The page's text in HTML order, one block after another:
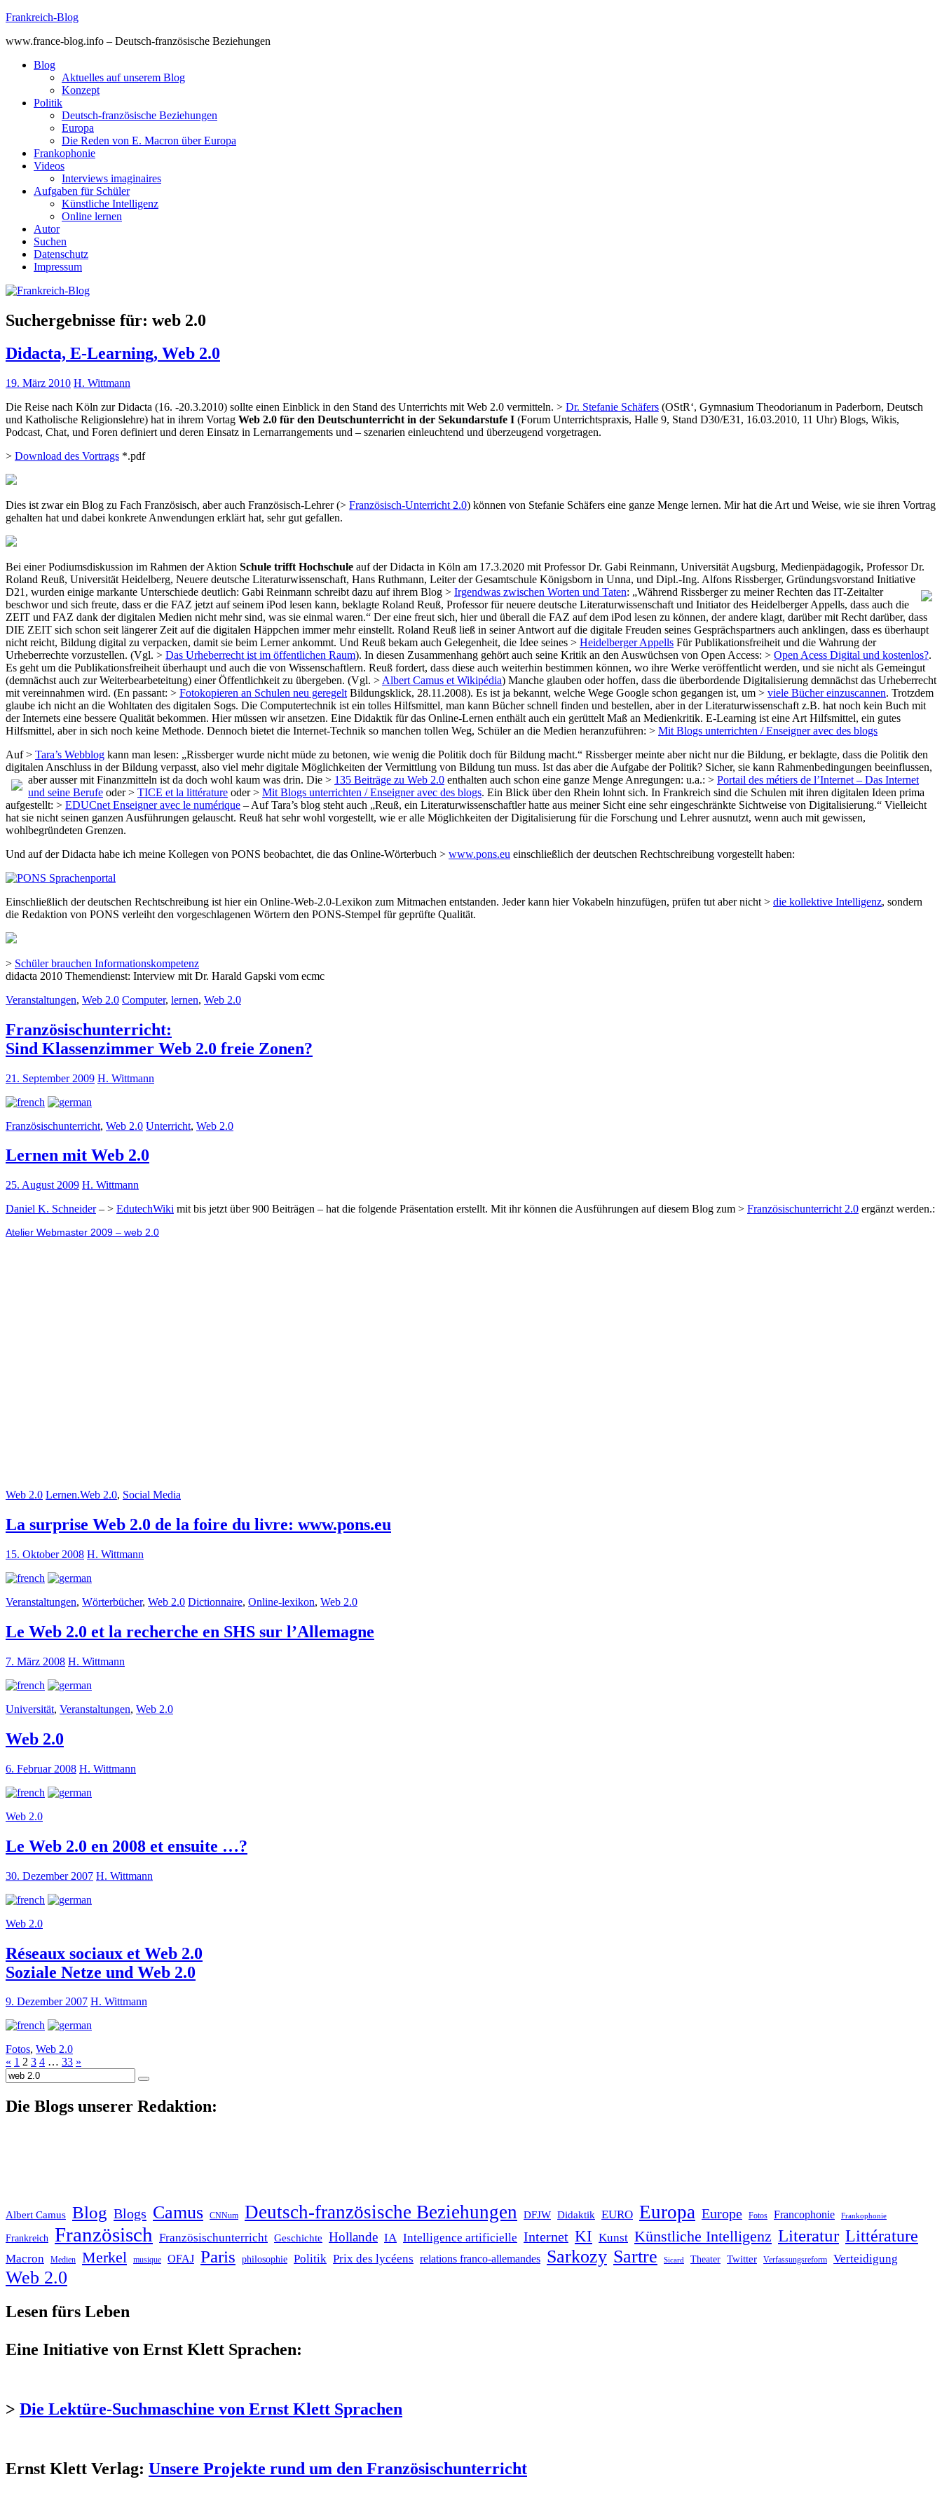
Skip
content
Frankreich-Blog
www.france-blog.info – Deutsch-französische Beziehungen
Blog
Aktuelles auf unserem Blog
Konzept
Politik
Deutsch-französische Beziehungen
Europa
Die Reden von E. Macron über Europa
Frankophonie
Videos
Interviews imaginaires
Aufgaben für Schüler
Künstliche Intelligenz
Online lernen
Autor
Suchen
Datenschutz
Impressum
Suchergebnisse für: web 2.0
Didacta, E-Learning, Web 2.0
19. März 2010 H. Wittmann
Die Reise nach Köln zur Didacta (16. -20.3.2010) sollte einen Einblick in den Stand des Unterrichts mit Web 2.0 vermitteln. > Dr. Stefanie Schäfers (OStR‘, Gymnasium Theodorianum in Paderborn, Deutsch
und Katholische Religionslehre) hat in ihrem Vortag Web 2.0 für den Deutschunterricht in der Sekundarstufe I (Forum Unterrichtspraxis, Halle 9, Stand D30/E31, 16.03.2010, 11 Uhr) Blogs, Wikis,
Podcast, Chat, und Foren definiert und deren Einsatz in Lernarrangements und – szenarien einleuchtend und überzeugend vorgetragen.
> Download des Vortrags *.pdf
Dies ist zwar ein Blog zu Fach Französisch, aber auch Französisch-Lehrer (> Französisch-Unterricht 2.0) können von Stefanie Schäfers eine ganze Menge lernen. Mir hat die Art und Weise, wie sie ihren Vortrag
gehalten hat und dabei konkrete Anwendungen erklärt hat, sehr gut gefallen.
Bei einer Podiumsdiskussion im Rahmen der Aktion Schule trifft Hochschule auf der Didacta in Köln am 17.3.2020 mit Professor Dr. Gabi Reinmann, Universität Augsburg, Medienpädagogik, Professor Dr.
Roland Reuß, Universität Heidelberg, Neuere deutsche Literaturwissenschaft, Hans Ruthmann, Leiter der Gesamtschule Königsborn in Unna, und Dipl.-Ing. Alfons Rissberger, Gründungsvorstand Initiative
D21, wurden einige markante Unterschiede deutlich: Gabi Reinmann schreibt dazu auf ihrem Blog > Irgendwas zwischen Worten und Taten: „Während Rissberger zu meiner Rechten das IT-Zeitalter
beschwor und sich freute, dass er die FAZ jetzt auf seinem iPod lesen kann, beklagte Roland Reuß, Professor für neuere deutsche Literaturwissenschaft und Initiator des Heidelberger Appells, dass auch die
ZEIT und FAZ dank der digitalen Medien nicht mehr sind, was sie einmal waren.“ Der eine freut sich, hier und überall die FAZ auf dem iPod lesen zu können, der andere klagt, darüber mit Recht darüber, dass
DIE ZEIT sich schon seit längerer Zeit auf die digitalen Häppchen immer mehr einstellt. Roland Reuß ließ in seiner Antwort auf die digitale Freuden seines Gesprächspartners auch anklingen, dass es überhaupt
nicht reicht, Bildung digital zu verpacken, damit sie beim Lerner ankommt. Und Reuß bekam auch Gelegenheit, die Idee seines > Heidelberger Appells Für Publikationsfreiheit und die Wahrung der
Urheberrechte vorzustellen. (Vgl. > Das Urheberrecht ist im öffentlichen Raum). In diesen Zusammenhang gehört auch seine Kritik an den Auswüchsen von Open Access: > Open Acess Digital und kostenlos?.
Es geht um die Publikationsfreiheit überhaupt und auch die von Wissenschaftlern. Reuß fordert, dass diese auch weiterhin bestimmen können, wo ihre Werke veröffentlicht werden, und sie nicht als Gemeingut
(demnächst auch zur Weiterbearbeteitung) einer Öffentlichkeit zu übergeben. (Vgl. > Albert Camus et Wikipédia) Manche glauben oder hoffen, dass die überbordende Digitalisierung demnächst das Urheberrecht
mit vereinnahmen wird. (En passant: > Fotokopieren an Schulen neu geregelt Bildungsklick, 28.11.2008). Es ist ja bekannt, welche Wege Google schon gegangen ist, um > viele Bücher einzuscannen. Trotzdem
glaube ich nicht an die Wohltaten des digitalen Sogs. Die Computertechnik ist ein tolles Hilfsmittel, man kann Bücher schnell finden und bestellen, aber in der Literaturwissenschaft z.B. hat noch kein Buch mit
der Internets eine bessere Qualität bekommen. Hier müssen wir ansetzen. Eine Didaktik für das Online-Lernen enthält auch ein gerüttelt Maß an Medienkritik. E-Learning ist eine Art Hilfsmittel, ein gutes
Hilfsmittel, aber in sich noch keine Methode. Dennoch bietet die Internet-Technik so manchen tollen Weg, Schüler an die Medien heranzuführen: > Mit Blogs unterrichten / Enseigner avec des blogs
Auf > Tara’s Webblog kann man lesen: „Rissberger wurde nicht müde zu betonen, wie wenig die Politik doch für Bildung macht.“ Rissberger meinte aber nicht nur die Bildung, er beklagte, dass die Politik den
digitalen Anschluss in der Bildung verpasst, also viel mehr digitale Möglichkeiten der Vermittlung von Bildung tun muss. Ist das aber die Aufgabe der Politik? Sicher, sie kann Rahmenbedingungen beeinflussen,
aberausser mit Finanzmitteln ist da doch wohl kaum was drin. Die > 135 Beiträge zu Web 2.0 enthalten auch schon eine ganze Menge Anregungen: u.a.: > Portail des métiers de l’Internet – Das Internet
und seine Berufe oder > TICE et la littérature oder > Mit Blogs unterrichten / Enseigner avec des blogs. Ein Blick über den Rhein lohnt sich. In Frankreich sind die Schulen mit ihren digitalen Ideen prima
aufgestellt: > EDUCnet Enseigner avec le numérique – Auf Tara’s blog steht auch „Reuß, ein Literaturwissenschaftler hatte aus meiner Sicht eine sehr eingeschränkte Sichtweise von Digitalisierung.“ Vielleicht
hat sie nicht seinen ganzen Ausführungen gelauscht. Reuß hat sehr wohl vorgestellt, wie er alle Möglichkeiten der Digitalisierung für die Forschung und Lehrer ausnutzt, wenn auch mit gewissen,
wohlbegründeten Grenzen.
Und auf der Didacta habe ich meine Kollegen von PONS beobachtet, die das Online-Wörterbuch > www.pons.eu einschließlich der deutschen Rechtschreibung vorgestellt haben:
Einschließlich der deutschen Rechtschreibung ist hier ein Online-Web-2.0-Lexikon zum Mitmachen entstanden. Jeder kann hier Vokabeln hinzufügen, prüfen tut aber nicht > die kollektive Intelligenz, sondern
die Redaktion von PONS verleiht den vorgeschlagenen Wörtern den PONS-Stempel für geprüfte Qualität.
> Schüler brauchen Informationskompetenz
didacta 2010 Themendienst: Interview mit Dr. Harald Gapski vom ecmc
Veranstaltungen, Web 2.0 Computer, lernen, Web 2.0
Französischunterricht:
Sind Klassenzimmer Web 2.0 freie Zonen?
21. September 2009 H. Wittmann
Französischunterricht, Web 2.0 Unterricht, Web 2.0
Lernen mit Web 2.0
25. August 2009 H. Wittmann
Daniel K. Schneider– > EdutechWiki mit bis jetzt über 900 Beiträgen – hat die folgende Präsentation erstellt. Mit ihr können die Ausführungen auf diesem Blog zum > Französischunterricht 2.0 ergänzt werden.:
Atelier Webmaster 2009 – web 2.0
Web 2.0 Lernen.Web 2.0, Social Media
La surprise Web 2.0 de la foire du livre: www.pons.eu
15. Oktober 2008 H. Wittmann
Veranstaltungen, Wörterbücher, Web 2.0 Dictionnaire, Online-lexikon, Web 2.0
Le Web 2.0 et la recherche en SHS sur l’Allemagne
7. März 2008 H. Wittmann
Universität, Veranstaltungen, Web 2.0
Web 2.0
6. Februar 2008 H. Wittmann
Web 2.0
Le Web 2.0 en 2008 et ensuite …?
30. Dezember 2007 H. Wittmann
Web 2.0
Réseaux sociaux et Web 2.0
Soziale Netze und Web 2.0
9. Dezember 2007 H. Wittmann
Fotos, Web 2.0
« 1 2 3 4 … 33 »
Suche
nach:
Die Blogs unserer Redaktion:
Albert Camus Blog Blogs Camus CNNum Deutsch-französische Beziehungen DFJW Didaktik EURO Europa Europe Fotos Francophonie Frankophonie
Frankreich Französisch Französischunterricht Geschichte Hollande IA Intelligence artificielle Internet KI Kunst Künstliche Intelligenz Literatur Littérature
Macron Medien Merkel musique OFAJ Paris philosophie Politik Prix des lycéens relations franco-allemandes Sarkozy Sartre Sicard Theater Twitter Verfassungsreform Verteidigung
Web 2.0
Lesen fürs Leben
Eine Initiative von Ernst Klett Sprachen:
> Die Lektüre-Suchmaschine von Ernst Klett Sprachen
Ernst Klett Verlag: Unsere Projekte rund um den Französischunterricht